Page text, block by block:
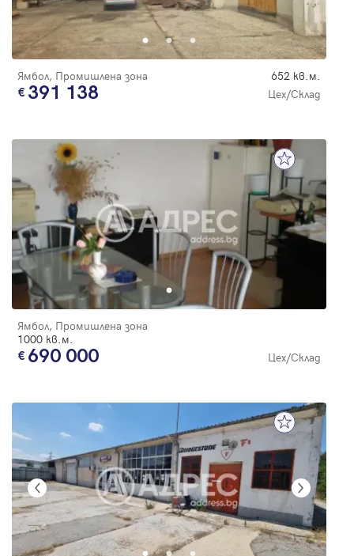
Ямбол, Промишлена зона 652 кв.м.
391 138 Цех/Склад
Ямбол, Промишлена зона
1000 кв.м.
690 000 Цех/Склад